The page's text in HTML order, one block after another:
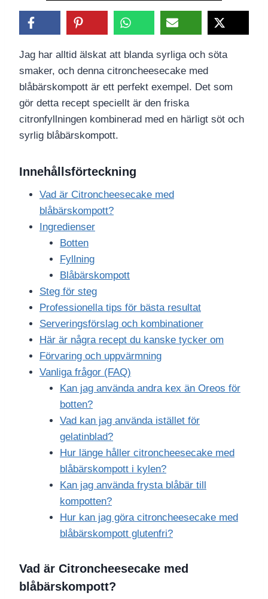
Jag har alltid älskat att blanda syrliga och söta
smaker, och denna citroncheesecake med
blåbärskompott är ett perfekt exempel. Det som
gör detta recept speciellt är den friska
citronfyllningen kombinerad med en härligt söt och
syrlig blåbärskompott.
Innehållsförteckning
Vad är Citroncheesecake med
blåbärskompott?
Ingredienser
Botten
Fyllning
Blåbärskompott
Steg för steg
Professionella tips för bästa resultat
Serveringsförslag och kombinationer
Här är några recept du kanske tycker om
Förvaring och uppvärmning
Vanliga frågor (FAQ)
Kan jag använda andra kex än Oreos för
botten?
Vad kan jag använda istället för
gelatinblad?
Hur länge håller citroncheesecake med
blåbärskompott i kylen?
Kan jag använda frysta blåbär till
kompotten?
Hur kan jag göra citroncheesecake med
blåbärskompott glutenfri?
Vad är Citroncheesecake med
blåbärskompott?